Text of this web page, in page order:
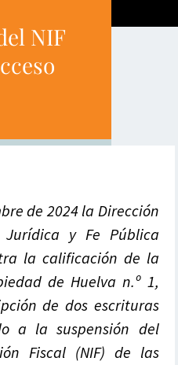
NIF
de 2024 la Dirección
Jurídica y Fe Pública
la calificación de la
de Huelva n.º 1,
de dos escrituras
a la suspensión del
Fiscal (NIF) de las